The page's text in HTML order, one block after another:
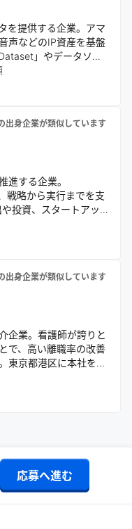
を提供する企業。アマ
声などのIP資産を基盤
」やデータソリ
ノテーション、権利処
開発を支援する。“あ
出身企業が類似しています
進する企業。
戦略から実行までを支
投資、スタートアッ
化と持続的な成長に貢
出身企業が類似しています
企業。看護師が誇りと
で、高い離職率の改善
東京都港区に本社を置
看護転職」サービスを
エージェントとして求
応募へ進む